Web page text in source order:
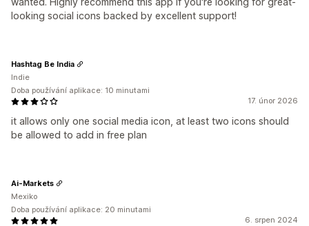
looking social icons backed by excellent support!
17. únor 2026
it allows only one social media icon, at least two icons should
be allowed to add in free plan
Hashtag Be India
Indie
Doba používání aplikace: 10 minutami
6. srpen 2024
Ai-Markets
Mexiko
Doba používání aplikace: 20 minutami